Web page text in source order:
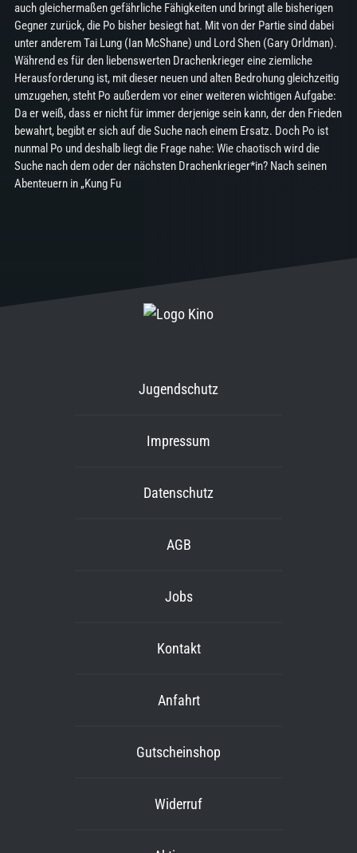
auch gleichermaßen gefährliche Fähigkeiten und bringt alle bisherigen
Gegner zurück, die Po bisher besiegt hat. Mit von der Partie sind dabei
unter anderem Tai Lung (Ian McShane) und Lord Shen (Gary Orldman).
Während es für den liebenswerten Drachenkrieger eine ziemliche
Herausforderung ist, mit dieser neuen und alten Bedrohung gleichzeitig
umzugehen, steht Po außerdem vor einer weiteren wichtigen Aufgabe:
Da er weiß, dass er nicht für immer derjenige sein kann, der den Frieden
bewahrt, begibt er sich auf die Suche nach einem Ersatz. Doch Po ist
nunmal Po und deshalb liegt die Frage nahe: Wie chaotisch wird die
Suche nach dem oder der nächsten Drachenkrieger*in? Nach seinen
Abenteuern in „Kung Fu
Jugendschutz
Impressum
Datenschutz
AGB
Jobs
Kontakt
Anfahrt
Gutscheinshop
Widerruf